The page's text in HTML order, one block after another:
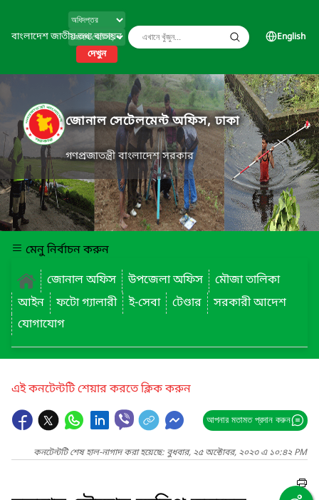
বাংলাদেশ জাতীয় তথ্য বাতায়ন
দেখুন
English
জোনাল সেটেলমেন্ট অফিস, ঢাকা
গণপ্রজাতন্ত্রী বাংলাদেশ সরকার
মেনু নির্বাচন করুন
জোনাল অফিস
উপজেলা অফিস
মৌজা তালিকা
আইন
ফটো গ্যালারী ই-সেবা টেণ্ডার
সরকারী আদেশ
যোগাযোগ
এই কনটেন্টটি শেয়ার করতে ক্লিক করুন
আপনার মতামত প্রদান করুন
কনটেন্টটি শেষ হাল-নাগাদ করা হয়েছে: বুধবার, ২৫ অক্টোবর, ২০২৩ এ ১০:৪২ PM